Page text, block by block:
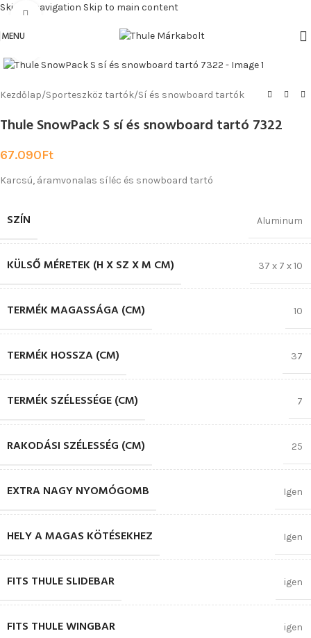
Skip to navigation Skip to main content
MENU
Watch video
Kezdőlap/Sporteszköz tartók/Sí és snowboard tartók
Thule SnowPack S sí és snowboard tartó 7322
67.090Ft
Karcsú, áramvonalas síléc és snowboard tartó
SZÍN Aluminum
KÜLSŐ MÉRETEK (H X SZ X M CM) 37 x 7 x 10
TERMÉK MAGASSÁGA (CM) 10
TERMÉK HOSSZA (CM) 37
TERMÉK SZÉLESSÉGE (CM) 7
RAKODÁSI SZÉLESSÉG (CM) 25
EXTRA NAGY NYOMÓGOMB Igen
HELY A MAGAS KÖTÉSEKHEZ Igen
FITS THULE SLIDEBAR igen
FITS THULE WINGBAR igen